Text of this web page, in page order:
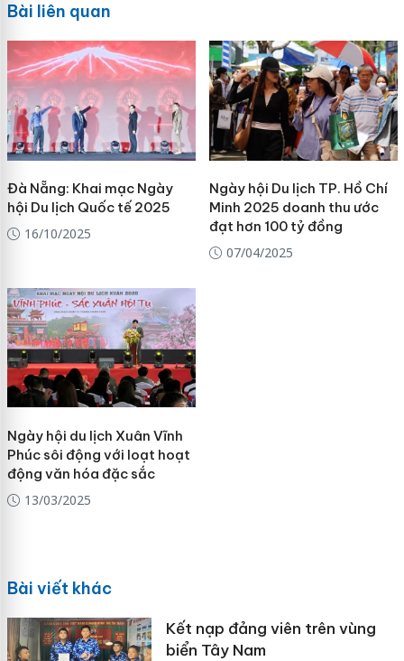
Bài liên quan
Đà Nẵng: Khai mạc Ngày
hội Du lịch Quốc tế 2025
16/10/2025
Ngày hội Du lịch TP. Hồ Chí
Minh 2025 doanh thu ước
đạt hơn 100 tỷ đồng
07/04/2025
Ngày hội du lịch Xuân Vĩnh
Phúc sôi động với loạt hoạt
động văn hóa đặc sắc
13/03/2025
Bài viết khác
Kết nạp đảng viên trên vùng
biển Tây Nam